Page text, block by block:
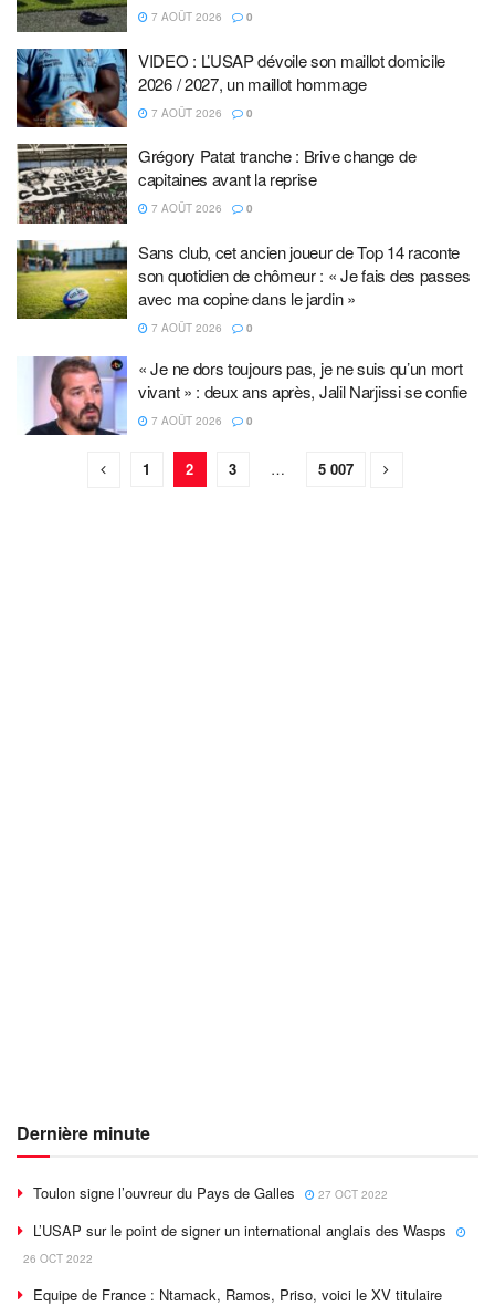
7 AOÛT 2026 0
VIDEO : L’USAP dévoile son maillot domicile
2026 / 2027, un maillot hommage
7 AOÛT 2026 0
Grégory Patat tranche : Brive change de
capitaines avant la reprise
7 AOÛT 2026 0
Sans club, cet ancien joueur de Top 14 raconte
son quotidien de chômeur : « Je fais des passes
avec ma copine dans le jardin »
7 AOÛT 2026 0
« Je ne dors toujours pas, je ne suis qu’un mort
vivant » : deux ans après, Jalil Narjissi se confie
7 AOÛT 2026 0
1 2 3 … 5 007
Dernière minute
Toulon signe l’ouvreur du Pays de Galles 27 OCT 2022
L’USAP sur le point de signer un international anglais des Wasps
26 OCT 2022
Equipe de France : Ntamack, Ramos, Priso, voici le XV titulaire